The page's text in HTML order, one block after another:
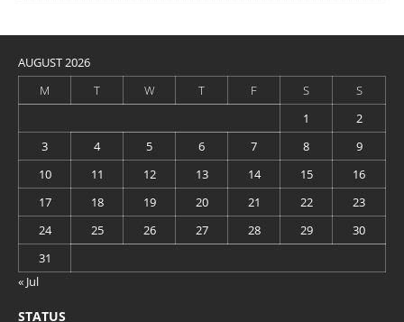
AUGUST 2026
M
T W T F S
S
1
2
3
4 5 6 7 8
9
10
11 12 13 14 15
16
17
18 19 20 21 22
23
24
25 26 27 28 29
30
31
« Jul
STATUS